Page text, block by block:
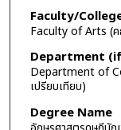
Faculty/
Faculty of Arts (
Department
Department of
เปรียบเทียบ)
Degree Name